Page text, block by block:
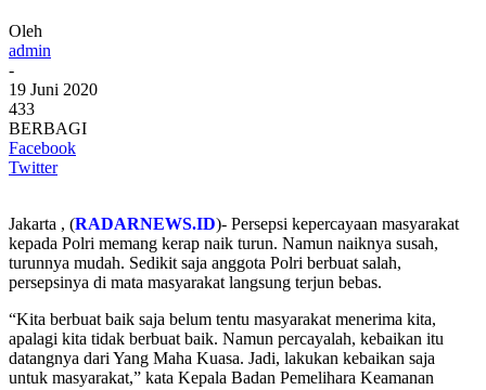
Oleh
admin
-
19 Juni 2020
433
BERBAGI
Facebook
Twitter
Jakarta , (RADARNEWS.ID)- Persepsi kepercayaan masyarakat
kepada Polri memang kerap naik turun. Namun naiknya susah,
turunnya mudah. Sedikit saja anggota Polri berbuat salah,
persepsinya di mata masyarakat langsung terjun bebas.
“Kita berbuat baik saja belum tentu masyarakat menerima kita,
apalagi kita tidak berbuat baik. Namun percayalah, kebaikan itu
datangnya dari Yang Maha Kuasa. Jadi, lakukan kebaikan saja
untuk masyarakat,” kata Kepala Badan Pemelihara Keamanan